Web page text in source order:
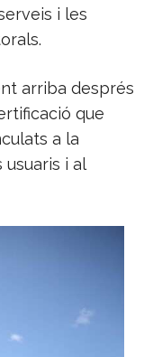
i les
arriba després
que
a la
i al